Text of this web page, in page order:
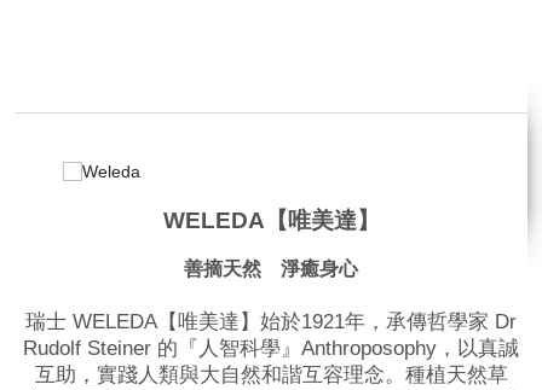
WELEDA【唯美達】
善摘天然 淨癒身心
瑞士 WELEDA【唯美達】始於1921年，承傳哲學家 Dr
Rudolf Steiner 的『人智科學』Anthroposophy，以真誠
互助，實踐人類與大自然和諧互容理念。種植天然草